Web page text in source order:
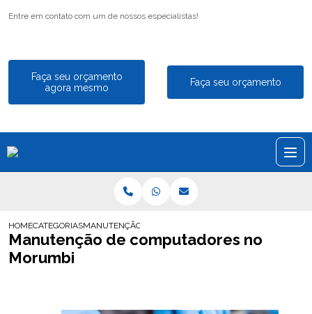
Entre em contato com um de nossos especialistas!
Faça seu orçamento
agora mesmo
Faça seu orçamento
HOMECATEGORIASMANUTENÇÃO DE COMPUTADORES NO MORUMBI
Manutenção de computadores no
Morumbi